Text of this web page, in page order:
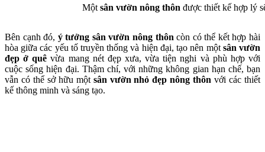
Một sân vườn nông thôn được thiết kế hợp lý
Bên cạnh đó, ý tưởng sân vườn nông thôn còn có thể kết hợp hài
hòa giữa các yếu tố truyền thống và hiện đại, tạo nên một sân vườn
đẹp ở quê vừa mang nét đẹp xưa, vừa tiện nghi và phù hợp với
cuộc sống hiện đại. Thậm chí, với những không gian hạn chế, bạn
vẫn có thể sở hữu một sân vườn nhỏ đẹp nông thôn với các thiết
kế thông minh và sáng tạo.